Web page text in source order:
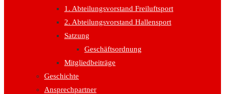
1. Abteilungsvorstand Freiluftsport
2. Abteilungsvorstand Hallensport
Satzung
Geschäftsordnung
Mitgliedbeiträge
Geschichte
Ansprechpartner